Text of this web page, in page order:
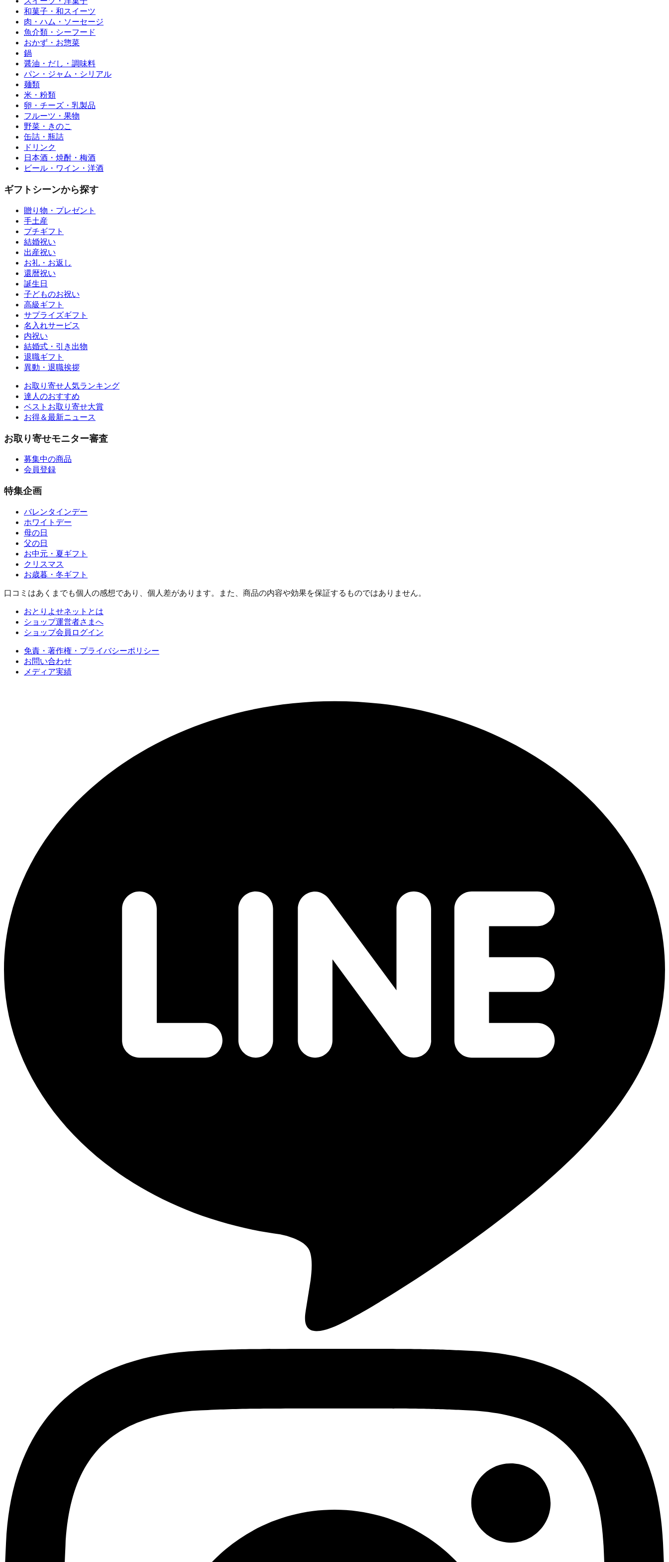
和菓子・和スイーツ
肉・ハム・ソーセージ
魚介類・シーフード
おかず・お惣菜
鍋
醤油・だし・調味料
パン・ジャム・シリアル
麺類
米・粉類
卵・チーズ・乳製品
フルーツ・果物
野菜・きのこ
缶詰・瓶詰
ドリンク
日本酒・焼酎・梅酒
ビール・ワイン・洋酒
ギフトシーンから探す
贈り物・プレゼント
手土産
プチギフト
結婚祝い
出産祝い
お礼・お返し
還暦祝い
誕生日
子どものお祝い
高級ギフト
サプライズギフト
名入れサービス
内祝い
結婚式・引き出物
退職ギフト
異動・退職挨拶
お取り寄せ人気ランキング
達人のおすすめ
ベストお取り寄せ大賞
お得＆最新ニュース
お取り寄せモニター審査
募集中の商品
会員登録
特集企画
バレンタインデー
ホワイトデー
母の日
父の日
お中元・夏ギフト
クリスマス
お歳暮・冬ギフト
口コミはあくまでも個人の感想であり、個人差があります。また、商品の内容や効果を保証するものではありません。
おとりよせネットとは
ショップ運営者さまへ
ショップ会員ログイン
免責・著作権・プライバシーポリシー
お問い合わせ
メディア実績